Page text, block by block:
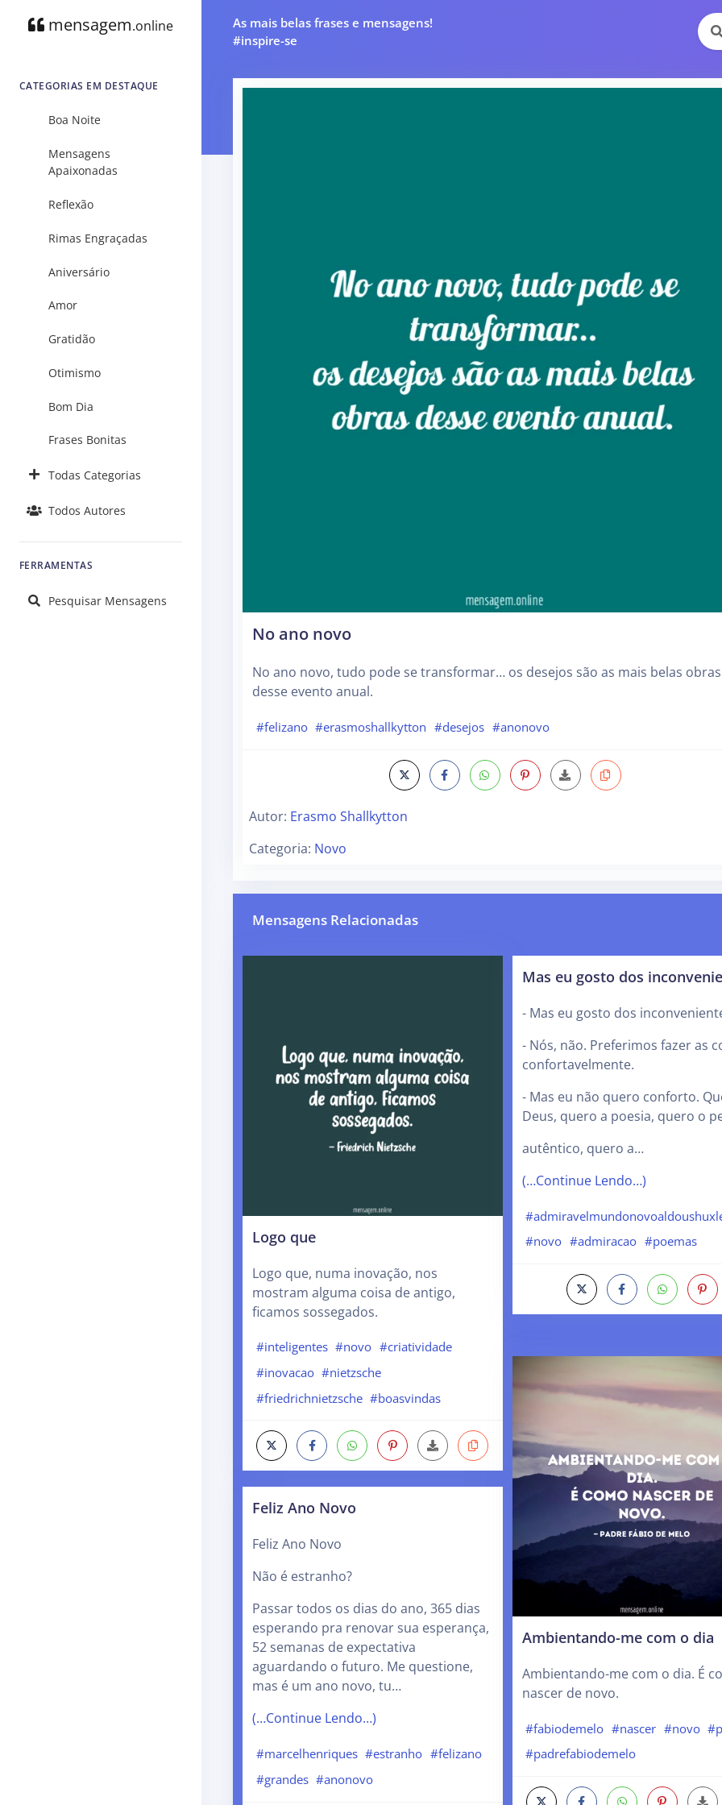
mensagem.online
CATEGORIAS EM DESTAQUE
Boa Noite
Mensagens
Apaixonadas
Reflexão
Rimas Engraçadas
Aniversário
Amor
Gratidão
Otimismo
Bom Dia
Frases Bonitas
Todas Categorias
Todos Autores
FERRAMENTAS
Pesquisar Mensagens
As mais belas frases e mensagens!
#inspire-se
No ano novo
No ano novo, tudo pode se transformar… os desejos são as mais belas obras
desse evento anual.
#felizano #erasmoshallkytton #desejos #anonovo
Autor: Erasmo Shallkytton
Categoria: Novo
Mensagens Relacionadas
Logo que
Logo que, numa inovação, nos
mostram alguma coisa de antigo,
ficamos sossegados.
#inteligentes #novo #criatividade
#inovacao #nietzsche
#friedrichnietzsche #boasvindas
Feliz Ano Novo
Feliz Ano Novo
Não é estranho?
Passar todos os dias do ano, 365 dias
esperando pra renovar sua esperança,
52 semanas de expectativa
aguardando o futuro. Me questione,
mas é um ano novo, tu…
(…Continue Lendo…)
#marcelhenriques #estranho #felizano
#grandes #anonovo
Mas eu gosto dos
- Mas eu gosto dos
- Nós, não. Preferimos fazer as
confortavelmente.
- Mas eu não quero conforto.
Deus, quero a poesia, quero o
autêntico, quero a…
(…Continue Lendo…)
#novo #admiracao #poemas
Ambientando-me com o dia
Ambientando-me com o dia. É
nascer de novo.
#fabiodemelo #nascer #novo
#padrefabiodemelo